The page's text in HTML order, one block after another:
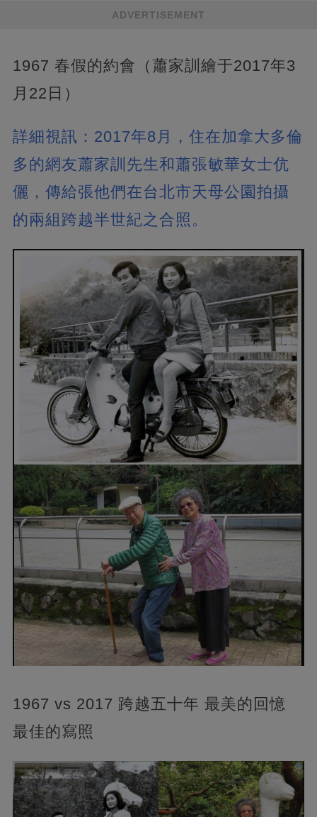
ADVERTISEMENT
1967 春假的約會（蕭家訓繪于2017年3
月22日）
詳細視訊：2017年8月，住在加拿大多倫
多的網友蕭家訓先生和蕭張敏華女士伉
儷，傳給張他們在台北市天母公園拍攝
的兩組跨越半世紀之合照。
1967 vs 2017 跨越五十年 最美的回憶
最佳的寫照